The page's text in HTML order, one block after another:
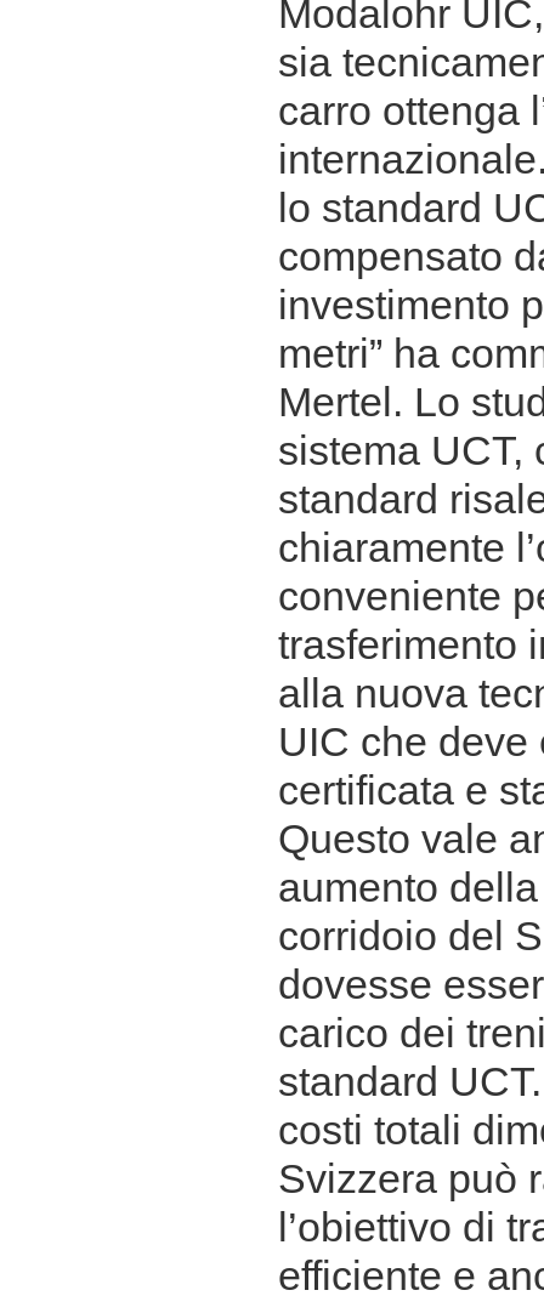
Modalohr
sia
carro ottenga
lo standard
compensato
investimento
metri” ha
Mertel. Lo
sistema UCT,
standard
chiaramente
conveniente
trasferimento
alla nuova
UIC che deve
certificata e
Questo vale
aumento
corridoio del
dovesse
carico dei
standard
costi totali
Svizzera può
l’obiettivo di
efficiente e